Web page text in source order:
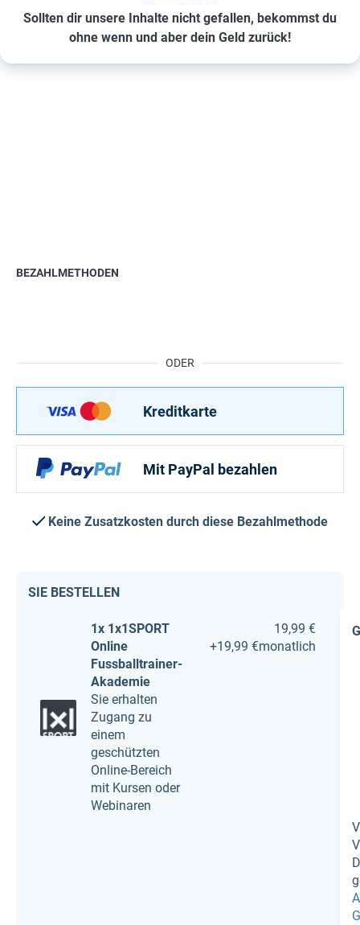
Sollten dir unsere Inhalte nicht gefallen, bekommst du
ohne wenn und aber dein Geld zurück!
ODER
BEZAHLMETHODEN
Kreditkarte
Mit PayPal bezahlen
Keine Zusatzkosten durch diese Bezahlmethode
SIE BESTELLEN
1x 1x1SPORT
Online
Fussballtrainer-
Akademie
Sie erhalten
Zugang zu
einem
geschützten
Online-Bereich
mit Kursen oder
Webinaren
19,99 €
+19,99 €monatlich